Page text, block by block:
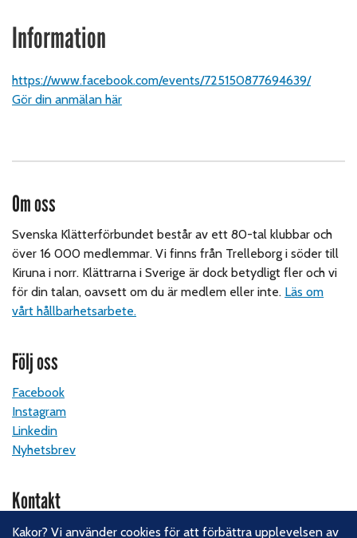
Information
https://www.facebook.com/events/725150877694639/
Gör din anmälan här
Om oss
Svenska Klätterförbundet består av ett 80-tal klubbar och
över 16 000 medlemmar. Vi finns från Trelleborg i söder till
Kiruna i norr. Klättrarna i Sverige är dock betydligt fler och vi
för din talan, oavsett om du är medlem eller inte. Läs om
vårt hållbarhetsarbete.
Följ oss
Facebook
Instagram
Linkedin
Nyhetsbrev
Kontakt
Svenska Klätterförbundet
Kakor? Vi använder cookies för att förbättra upplevelsen av